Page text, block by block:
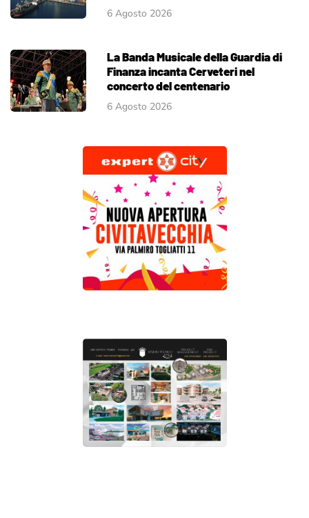
6 Agosto 2026
La Banda Musicale della Guardia di
Finanza incanta Cerveteri nel
concerto del centenario
6 Agosto 2026